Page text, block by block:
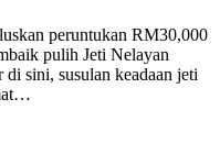
peruntukan RM30,000
pulih Jeti Nelayan
sini, susulan keadaan jeti